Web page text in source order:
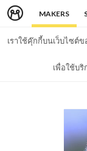
MAKERS
เราใช้คุ๊กกี้บนเว็บไซต์
เพื่อใช้บริ